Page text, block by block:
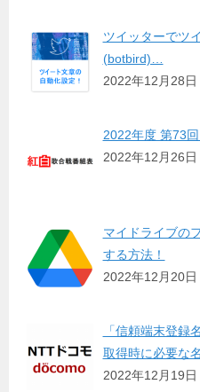
ツイッターでツ
(botbird)…
2022年12月28日
2022年度 第73
2022年12月26日
マイドライブの
する方法！
2022年12月20日
「信頼端末登録
取得時に必要な
2022年12月19日